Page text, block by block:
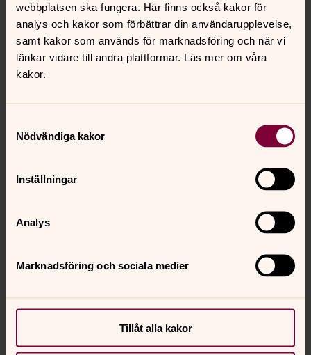
webbplatsen ska fungera. Här finns också kakor för
analys och kakor som förbättrar din användarupplevelse,
samt kakor som används för marknadsföring och när vi
länkar vidare till andra plattformar. Läs mer om våra
kakor.
Nödvändiga kakor
Inställningar
Analys
Marknadsföring och sociala medier
Tillåt alla kakor
· för att kunna fastställa, göra gällande eller försvara
rättsliga anspråk
· för arkivändamål av allmänt intresse eller av
vetenskapliga, historiska eller statistiska ändamål
· av skäl som rör ett allmänt viktigt intresse på
Rätt till skadestånd
personuppgifter har behandlats i strid med
Om du anser att vår behandling är olaglig eller inte
utförs på ett korrekt sätt har rätt att inge ett klagomål till
Rätt att invända
Behandling som utförs med stöd av ett berättigat
intresse eller ett allmänt intresse eller som ett led i